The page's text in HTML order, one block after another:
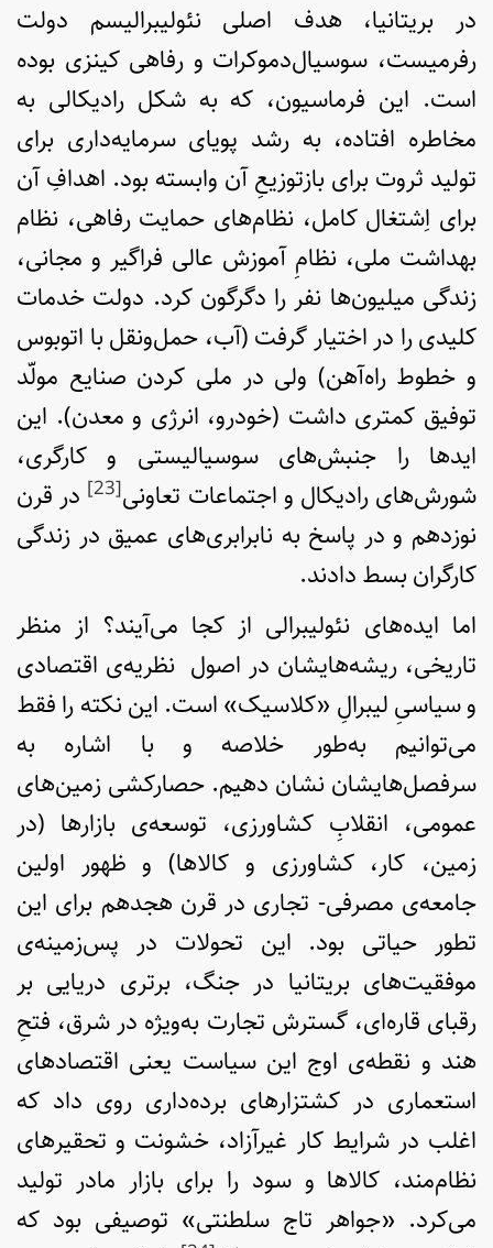
در بریتانیا، هدف اصلی نئولیبرالیسم دولت
رفرمیست، سوسیال‌دموکرات و رفاهی کینزی بوده
است. این فرماسیون، که به شکل رادیکالی به
مخاطره افتاده، به رشد پویای سرمایه‌داری برای
تولید ثروت برای بازتوزیع‌ِ آن وابسته بود. اهدافِ آن
برای اِشتغال کامل، نظام‌های حمایت رفاهی، نظام
بهداشت ملی، نظامِ آموزش عالی فراگیر و مجانی،
زندگی میلیون‌ها نفر را دگرگون کرد. دولت خدمات
کلیدی را در اختیار گرفت (آب، حمل‌ونقل با اتوبوس
و خطوط راه‌آهن) ولی در ملی کردن صنایع مولّد
توفیق کمتری داشت (خودرو، انرژی و معدن). این
ایدها را جنبش‌های سوسیالیستی و کارگری،
شورش‌های رادیکال و اجتماعات تعاونی[23]
در قرن
نوزدهم و در پاسخ به نابرابری‌های عمیق در زندگی
کارگران بسط دادند.
اما ایده‌های نئولیبرالی از کجا می‌آیند؟ از منظر
تاریخی، ریشه‌هایشان در اصول نظریه‌ی اقتصادی
و سیاسیِ لیبرالِ «کلاسیک» است. این نکته را فقط
می‌توانیم به‌طور خلاصه و با اشاره به
سرفصل‌هایشان نشان دهیم. حصارکشی زمین‌های
عمومی، انقلابِ کشاورزی، توسعه‌ی بازارها (در
زمین، کار، کشاورزی و کالاها) و ظهور اولین
جامعه‌ی مصرفی- تجاری در قرن هجدهم برای این
تطور حیاتی بود. این تحولات در پس‌زمینه‌ی
موفقیت‌های بریتانیا در جنگ، برتری دریایی بر
رقبای قاره‌ای، گسترش تجارت به‌ویژه در شرق، فتحِ
هند و نقطه‌ی اوج این سیاست یعنی اقتصادهای
استعماری در کشتزارهای برده‌داری روی داد که
اغلب در شرایط کار غیرآزاد، خشونت و تحقیرهای
نظام‌مند، کالاها و سود را برای بازار مادر تولید
می‌کرد. «جواهر تاج سلطنتی» توصیفی بود که